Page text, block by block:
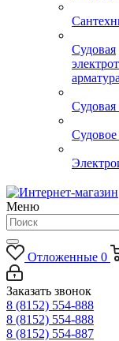
Судовая
арматура
Судовая
Судовое
Меню
Отложенные 0
Заказать звонок
8 (8152) 554-888
8 (8152) 554-888
8 (8152) 554-887